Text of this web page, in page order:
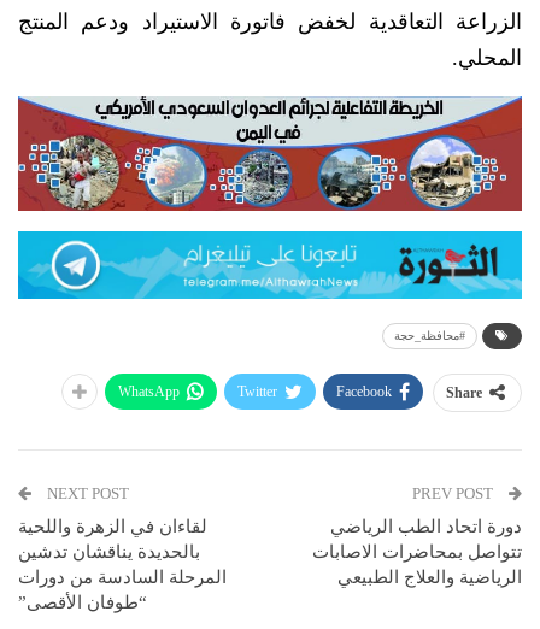
الزراعة التعاقدية لخفض فاتورة الاستيراد ودعم المنتج
المحلي.
#محافظة_حجة
Share
Facebook
Twitter
WhatsApp
دورة اتحاد الطب الرياضي
تتواصل بمحاضرات الاصابات
الرياضية والعلاج الطبيعي
NEXT POST
لقاءان في الزهرة واللحية
بالحديدة يناقشان تدشين
المرحلة السادسة من دورات
“طوفان الأقصى”